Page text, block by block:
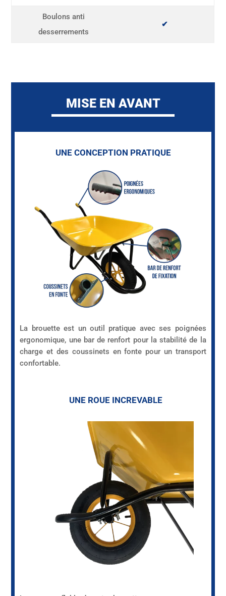
Boulons anti
desserrements
✔
MISE EN AVANT
UNE CONCEPTION PRATIQUE
La brouette est un outil pratique avec ses poignées
ergonomique, une bar de renfort pour la stabilité de la
charge et des coussinets en fonte pour un transport
confortable.
UNE ROUE INCREVABLE